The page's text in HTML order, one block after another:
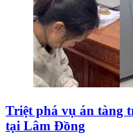
Triệt phá vụ án tàng
tại Lâm Đồng